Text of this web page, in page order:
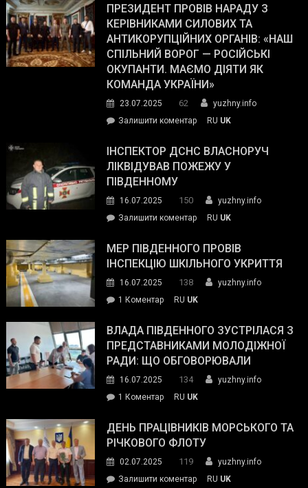
Street
Journal.
Південному
працівникам
ОПЗ
з
матеріального
резерву
гуманітарну
допомогу
ПРЕЗИДЕНТ ПРОВІВ НАРАДУ З
КЕРІВНИКАМИ СИЛОВИХ ТА
АНТИКОРУПЦІЙНИХ ОРГАНІВ: «НАШ
СПІЛЬНИЙ ВОРОГ — РОСІЙСЬКІ
ОКУПАНТИ. МАЄМО ДІЯТИ ЯК
КОМАНДА УКРАЇНИ»
23.07.2025 62
yuzhny.info
Залишити коментарon
провів
нараду
силових
та
органів:
«Наш
спільний
окупанти.
Маємо
діяти
команда
RU UK
ІНСПЕКТОР ДСНС ВЛАСНОРУЧ
ЛІКВІДУВАВ ПОЖЕЖУ У
ПІВДЕННОМУ
16.07.2025 150
yuzhny.info
Залишити коментарon
ДСНС
власноруч
пожежу
у
RU UK
МЕР ПІВДЕННОГО ПРОВІВ
ІНСПЕКЦІЮ ШКІЛЬНОГО УКРИТТЯ
16.07.2025 138
yuzhny.info
1 Коментардо
Південного
провів
інспекцію
RU UK
ВЛАДА ПІВДЕННОГО ЗУСТРІЛАСЯ З
ПРЕДСТАВНИКАМИ МОЛОДІЖНОЇ
РАДИ: ЩО ОБГОВОРЮВАЛИ
16.07.2025 134
yuzhny.info
1 Коментардо
Південного
зустрілася
представниками
молодіжної
RU UK
ДЕНЬ ПРАЦІВНИКІВ МОРСЬКОГО ТА
РІЧКОВОГО ФЛОТУ
02.07.2025 119
yuzhny.info
Залишити коментарon
RU UK